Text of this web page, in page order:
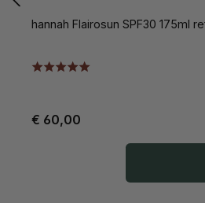
hannah Flairosun SPF30 175ml
€ 60,00